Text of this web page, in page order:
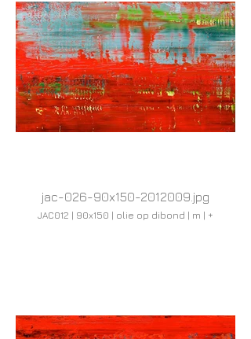
jac-026-90x150-2012009.jpg
JAC012 | 90x150 | olie op dibond | m | +